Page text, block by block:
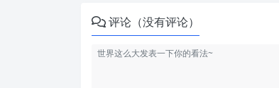
评论（没有评论）